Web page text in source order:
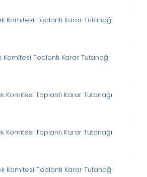
Komitesi Toplantı Karar Tutanağı
Komitesi Toplantı Karar Tutanağı
Komitesi Toplantı Karar Tutanağı
Komitesi Toplantı Karar Tutanağı
Komitesi Toplantı Karar Tutanağı